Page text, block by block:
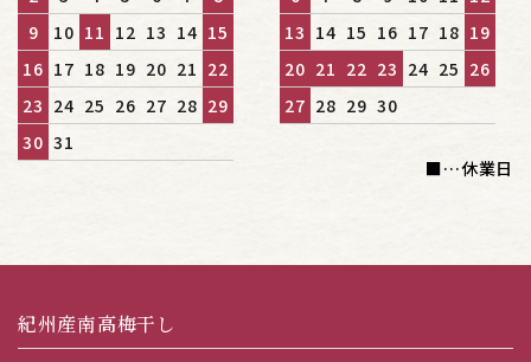
9
10 11 12 13 14 15
16 17 18 19 20 21 22
23 24 25 26 27 28 29
30 31
13 14 15 16 17 18 19
20 21 22 23 24 25 26
27 28 29 30
■…休業日
紀州産南高梅干し